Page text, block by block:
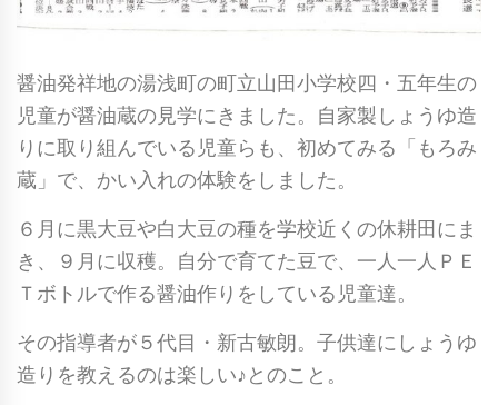
醤油発祥地の湯浅町の町立山田小学校四・五年生の
児童が醤油蔵の見学にきました。自家製しょうゆ造
りに取り組んでいる児童らも、初めてみる「もろみ
蔵」で、かい入れの体験をしました。
６月に黒大豆や白大豆の種を学校近くの休耕田にま
き、９月に収穫。自分で育てた豆で、一人一人ＰＥ
Ｔボトルで作る醤油作りをしている児童達。
その指導者が５代目・新古敏朗。子供達にしょうゆ
造りを教えるのは楽しい♪とのこと。